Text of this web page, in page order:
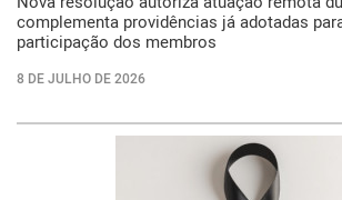
complementa providências já adotadas
participação dos membros
8 DE JULHO DE 2026